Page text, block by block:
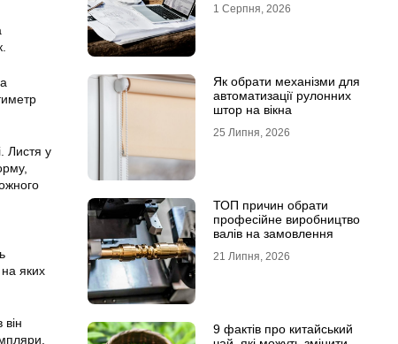
Листя у
на яких
1 Серпня, 2026
Як обрати механізми для
автоматизації рулонних
штор на вікна
25 Липня, 2026
ТОП причин обрати
професійне виробництво
валів на замовлення
21 Липня, 2026
9 фактів про китайський